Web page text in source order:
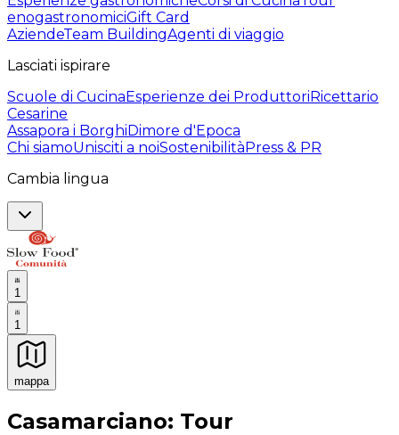
enogastronomiciGift Card
AziendeTeam BuildingAgenti di viaggio
Lasciati ispirare
Scuole di CucinaEsperienze dei ProduttoriRicettario
Cesarine
Assapora i BorghiDimore d'Epoca
Chi siamoUnisciti a noiSostenibilitàPress & PR
Cambia lingua
1
1
mappa
Esperienze culinarie indimenticabili: Esperienze
Casamarciano: Tour